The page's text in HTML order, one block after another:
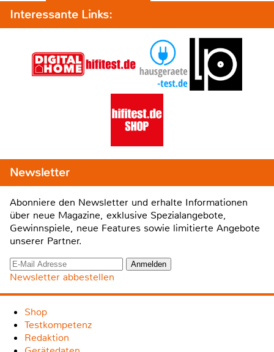
Interessante Links:
Newsletter
Abonniere den Newsletter und erhalte Informationen
über neue Magazine, exklusive Spezialangebote,
Gewinnspiele, neue Features sowie limitierte Angebote
unserer Partner.
Newsletter abbestellen
Shop
Testkompetenz
Redaktion